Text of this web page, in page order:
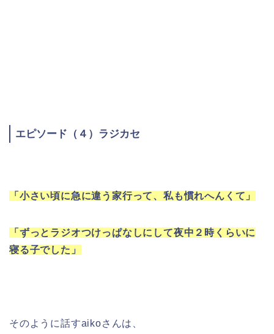
エピソード（４）ラジカセ
「小さい頃に急に違う家行って、私も慣れへんくて」
「ずっとラジオつけっぱなしにして夜中２時くらいに
寝る子でした」
そのように話すaikoさんは、